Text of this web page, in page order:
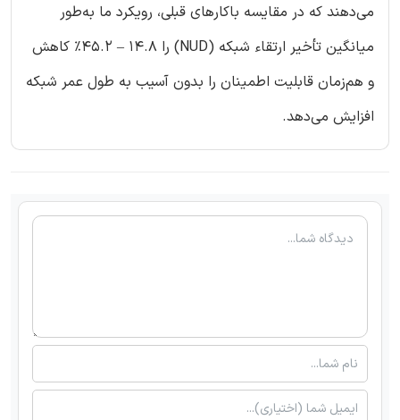
می‌دهند که در مقایسه باکارهای قبلی، رویکرد ما به‌طور
میانگین تأخیر ارتقاء شبکه (NUD) را 14.8 – 45.2% کاهش
و هم‌زمان قابلیت اطمینان را بدون آسیب به طول عمر شبکه
افزایش می‌دهد.